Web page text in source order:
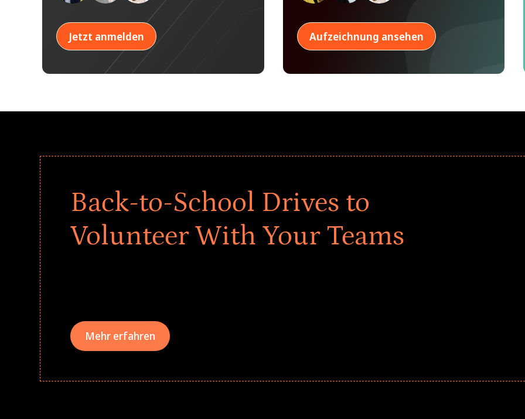
Jetzt anmelden Aufzeichnung ansehen
Back-to-School Drives to
Volunteer With Your Teams
Mehr erfahren